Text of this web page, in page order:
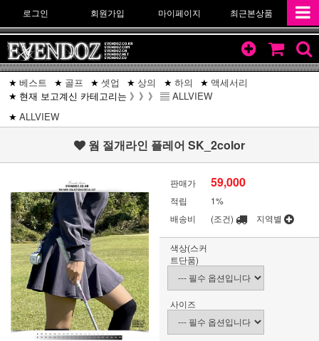
로그인 회원가입 마이페이지 최근본상품
베스트 골프 셋업 상의 하의
액세서리
현재 보고계신 카테고리는 》》》 ▤ ALLVIEW
ALLVIEW
웜 절개라인 플레어 SK_2color
판매가 59,000
적립
1%
배송비
(조건) 지역별
색상(스커
트단품)
사이즈